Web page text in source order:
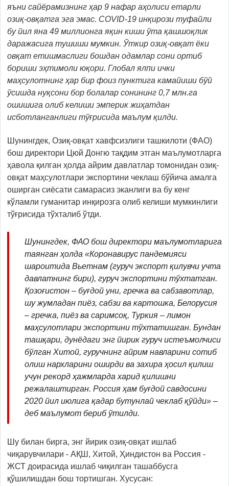
яъни сайёрамизнинг ҳар 9 нафар аҳолиси етарли
озиқ-овқатга эга эмас. COVID-19 инқирози туфайли
бу йил яна 49 миллионга яқин киши ўта қашшоқлик
даражасига тушиши мумкин. Ўткир озиқ-овқат ёки
овқат етишмаслиги бошдан одамлар сони ортиб
бориши эҳтимоли юқори. Глобал ялпи ички
маҳсулотнинг ҳар бир фоиз пунктига камайиши бўй
ўсишда нуқсони бор болалар сонининг 0,7 млн.га
ошишига олиб келиши эмперик жиҳатдан
исботланганлиги тўғрисида маълум қилди.
Шунингдек, Озиқ-овқат хавфсизлиги ташкилоти (ФАО)
бош директори Цюй Донгю тақдим этган маълумотларга
ҳавола қилган ҳолда айрим давлатлар томонидан озиқ-
овқат маҳсулотлари экспортини чеклаш бўйича амалга
оширган сиёсати самарасиз эканлиги ва бу кенг
кўламли гуманитар инқирозга олиб келиши мумкинлиги
тўғрисида тўхталиб ўтди.
Шунингдек, ФАО бош директори маълумотларига
таянган ҳолда «Коронавирус пандемияси
шароитида Вьетнам (гуруч экспорт қилувчи учта
давлатнинг бири), гуруч экспортини тўхтатган.
Қозоғистон – буғдой уни, гречка ва сабзавотлар,
шу жумладан пиёз, сабзи ва картошка, Белорусия
– гречка, пиёз ва саримсоқ, Туркия – лимон
маҳсулотлари экспортини тўхтатишган. Бундан
ташқари, дунёдаги энг йирик гуруч истеъмолчиси
бўлган Хитой, гуручнинг айрим навларини сотиб
олиш нархларини оширди ва захира ҳосил қилиш
учун рекорд ҳажмларда харид қилишни
режалаштирган. Россия ҳам буғдой савдосини
2020 йил июлига қадар бутунлай чеклаб қўйди» –
деб маълумот бериб ўтилди.
Шу билан бирга, энг йирик озиқ-овқат ишлаб
чиқарувчилари - АҚШ, Хитой, Ҳиндистон ва Россия -
ЖСТ доирасида ишлаб чиқилган ташаббусга
қўшилишдан бош тортишган. Хусусан: